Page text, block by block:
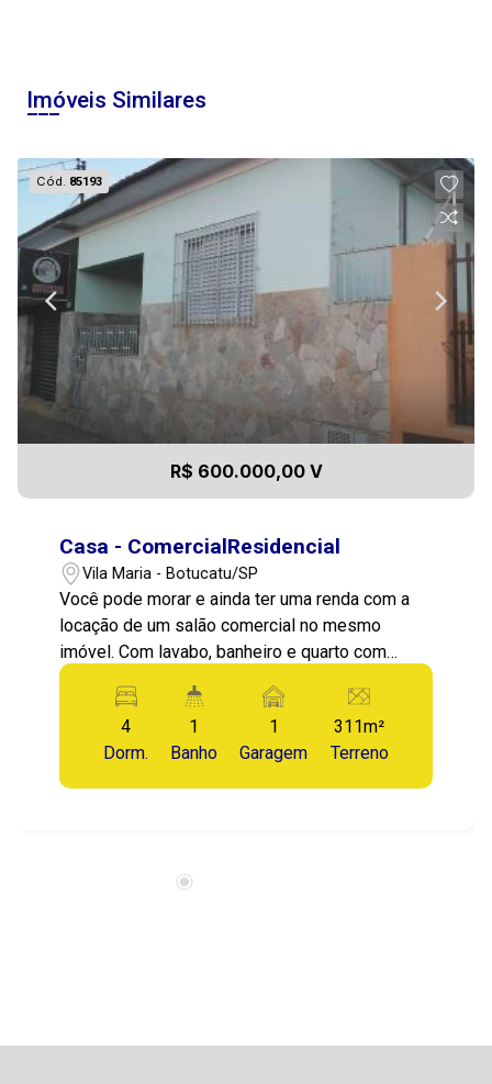
Imóveis Similares
Cód. 85193
R$ 600.000,00 V
Casa - ComercialResidencial
Vila Maria - Botucatu/SP
Você pode morar e ainda ter uma renda com a
locação de um salão comercial no mesmo
imóvel. Com lavabo, banheiro e quarto com
despensa do comércio. 04 dormitórios sendo
um suíte, sala, duas copas, cozinha e banheiro
social, lavanderia, quintal grande com quarto de
despensa e churrasqueira, garagem para 01
carro. São dois lotes constituídos, com acesso
4
Dorm.
1
Banho
1
Garagem
311m²
Terreno